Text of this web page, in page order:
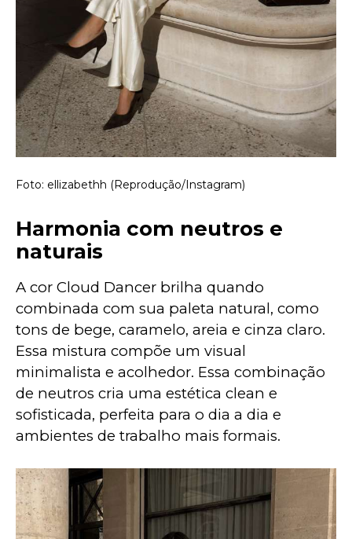
Foto: ellizabethh (Reprodução/Instagram)
Harmonia com neutros e
naturais
A cor Cloud Dancer brilha quando
combinada com sua paleta natural, como
tons de bege, caramelo, areia e cinza claro.
Essa mistura compõe um visual
minimalista e acolhedor. Essa combinação
de neutros cria uma estética clean e
sofisticada, perfeita para o dia a dia e
ambientes de trabalho mais formais.